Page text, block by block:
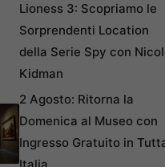
Lioness 3: Scopriamo le
Sorprendenti Location
della Serie Spy con
Kidman
2 Agosto: Ritorna la
Domenica al Museo con
Ingresso Gratuito in